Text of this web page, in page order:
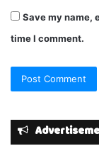
Save my name,
time I comment.